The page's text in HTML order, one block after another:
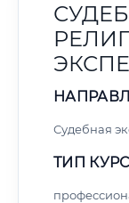
Судебная
ТИП